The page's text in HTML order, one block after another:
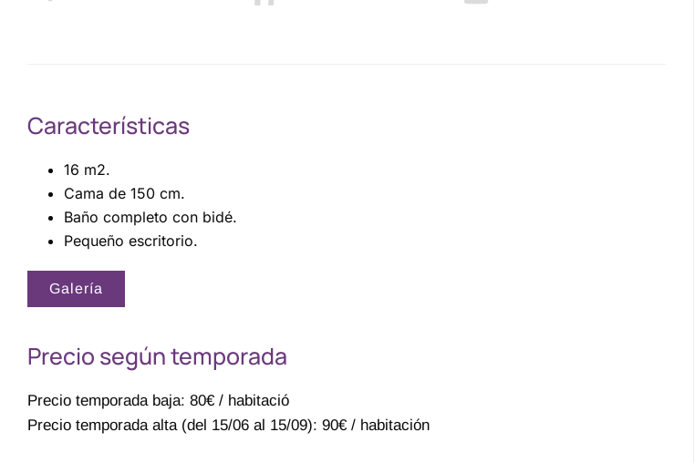
Características
16 m2.
Cama de 150 cm.
Baño completo con bidé.
Pequeño escritorio.
Galería
Precio según temporada
Precio temporada baja: 80€ / habitació
Precio temporada alta (del 15/06 al 15/09): 90€ / habitación